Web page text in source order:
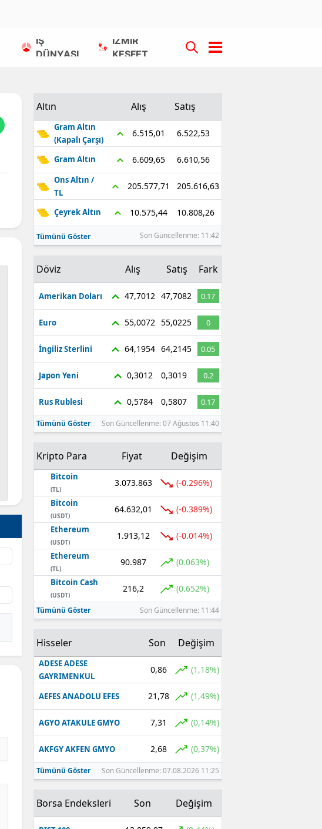
İŞ
DÜNYASI
İZMİR
KEŞFET
Altın Alış Satış
Gram Altın
(Kapalı Çarşı)
6.515,01 6.522,53
Gram Altın 6.609,65 6.610,56
Ons Altın /
TL
205.577,71 205.616,63
Çeyrek Altın 10.575,44 10.808,26
Tümünü Göster Son Güncellenme: 11:42
Döviz Alış Satış Fark
Amerikan Doları 47,7012 47,7082 0.17
Euro 55,0072 55,0225 0
İngiliz Sterlini 64,1954 64,2145 0.05
Japon Yeni 0,3012 0,3019 0.2
Rus Rublesi 0,5784 0,5807 0.17
Tümünü Göster Son Güncellenme: 07 Ağustos 11:40
Kripto Para Fiyat Değişim
Bitcoin
(TL)
3.073.863 (-0.296%)
Bitcoin
(USDT)
64.632,01 (-0.389%)
Ethereum
(USDT)
1.913,12 (-0.014%)
Ethereum
(TL)
90.987 (0.063%)
Bitcoin Cash
(USDT)
216,2 (0.652%)
Tümünü Göster Son Güncellenme: 11:44
Hisseler Son Değişim
ADESE ADESE
GAYRIMENKUL
0,86 (1,18%)
AEFES ANADOLU EFES 21,78 (1,49%)
AGYO ATAKULE GMYO 7,31 (0,14%)
AKFGY AKFEN GMYO 2,68 (0,37%)
Tümünü Göster Son Güncellenme: 07.08.2026 11:25
Borsa Endeksleri Son Değişim